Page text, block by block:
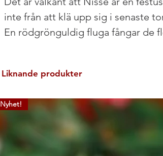
inte från att klä upp sig i senaste
En rödgrönguldig fluga fångar de
Liknande produkter
Nyhet!